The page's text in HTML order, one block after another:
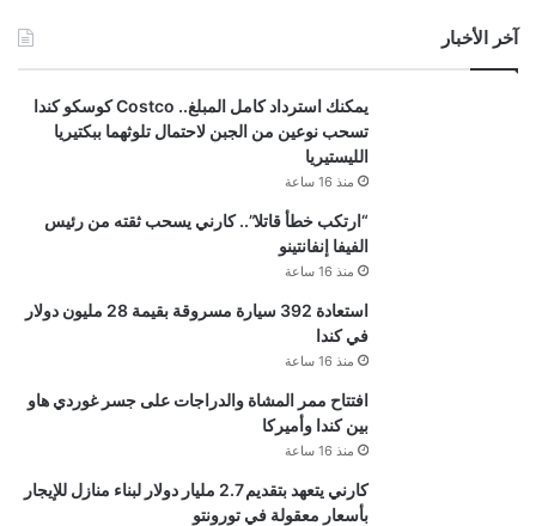
آخر الأخبار
يمكنك استرداد كامل المبلغ.. Costco كوسكو كندا
تسحب نوعين من الجبن لاحتمال تلوثهما ببكتيريا
الليستيريا
منذ 16 ساعة
“ارتكب خطأ قاتلا”.. كارني يسحب ثقته من رئيس
الفيفا إنفانتينو
منذ 16 ساعة
استعادة 392 سيارة مسروقة بقيمة 28 مليون دولار
في كندا
منذ 16 ساعة
افتتاح ممر المشاة والدراجات على جسر غوردي هاو
بين كندا وأميركا
منذ 16 ساعة
كارني يتعهد بتقديم 2.7 مليار دولار لبناء منازل للإيجار
بأسعار معقولة في تورونتو